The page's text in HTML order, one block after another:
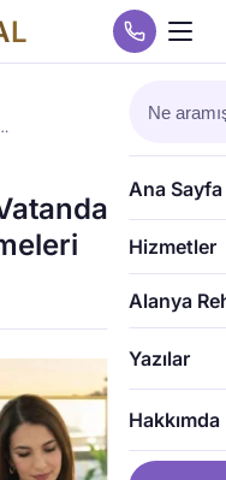
L
Ana Sayfa
Hizmetler
Alanya
Yazılar
Hakkımda
ve